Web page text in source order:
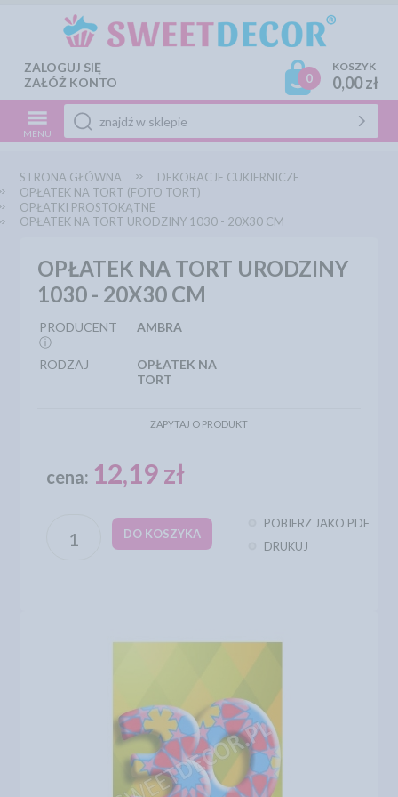
ZALOGUJ SIĘ
ZAŁÓŻ KONTO
0
KOSZYK
0,00 zł
MENU
STRONA GŁÓWNA
DEKORACJE CUKIERNICZE
OPŁATEK NA TORT (FOTO TORT)
OPŁATKI PROSTOKĄTNE
OPŁATEK NA TORT URODZINY 1030 - 20X30 CM
OPŁATEK NA TORT URODZINY
1030 - 20X30 CM
PRODUCENT
ⓘ
AMBRA
RODZAJ
OPŁATEK NA
TORT
ZAPYTAJ O PRODUKT
cena: 12,19 zł
DO KOSZYKA
POBIERZ JAKO PDF
DRUKUJ